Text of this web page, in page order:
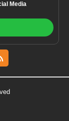
Media